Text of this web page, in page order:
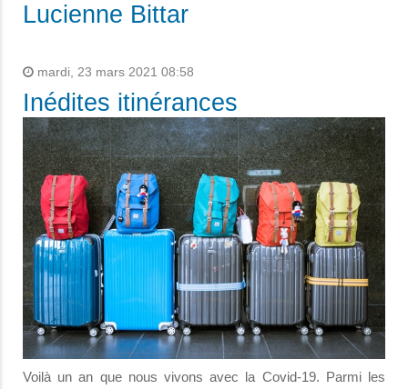
Lucienne Bittar
mardi, 23 mars 2021 08:58
Inédites itinérances
Voilà un an que nous vivons avec la Covid-19. Parmi les